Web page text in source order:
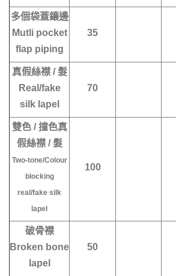
多個袋蓋鑲邊
Mutli pocket
flap piping
35
真假絲襟 / 髮
Real/fake
silk lapel
70
雙色 / 撞色真
假絲襟 / 髮
Two-tone/Colour
blocking
real/fake silk
lapel
100
破骨襟
Broken bone
lapel
50